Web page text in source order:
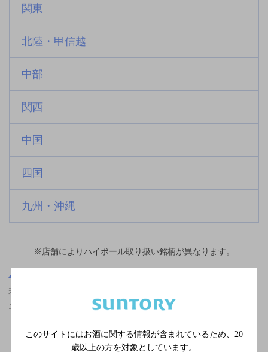
関東
北陸・甲信越
中部
関西
中国
四国
九州・沖縄
※店舗によりハイボール取り扱い銘柄が異なります。
若江岩田駅(大阪府)周辺500m,居酒屋,ザ・プレミアム・モルツ香る
エールが飲める,女性に人気のお店
関連ページ
このサイトにはお酒に関する情報が含まれているため、 20
歳以上の方を対象としています。